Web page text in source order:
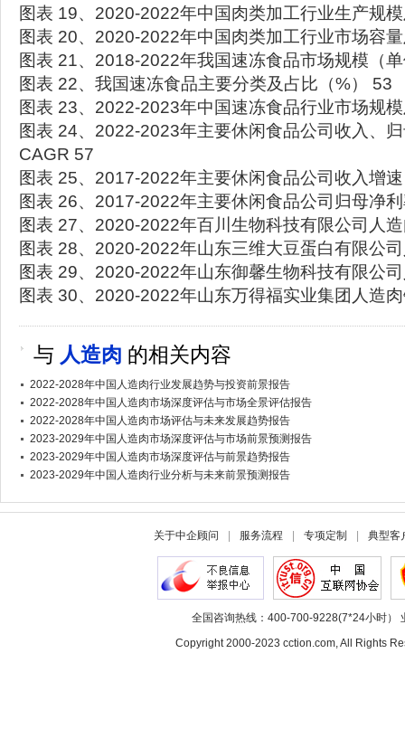
图表 19、2020-2022年中国肉类加工行业生产规
图表 20、2020-2022年中国肉类加工行业市场容
图表 21、2018-2022年我国速冻食品市场规模（
图表 22、我国速冻食品主要分类及占比（%） 53
图表 23、2022-2023年中国速冻食品行业市场规
图表 24、2022-2023年主要休闲食品公司收入、
CAGR 57
图表 25、2017-2022年主要休闲食品公司收入增
图表 26、2017-2022年主要休闲食品公司归母净
图表 27、2020-2022年百川生物科技有限公司人
图表 28、2020-2022年山东三维大豆蛋白有限公
图表 29、2020-2022年山东御馨生物科技有限公
图表 30、2020-2022年山东万得福实业集团人造
与 人造肉 的相关内容
2022-2028年中国人造肉行业发展趋势与投资前景报告
2022-2028年中国人造肉市场深度评估与市场全景评估报告
2022-2028年中国人造肉市场评估与未来发展趋势报告
2023-2029年中国人造肉市场深度评估与市场前景预测报告
2023-2029年中国人造肉市场深度评估与前景趋势报告
2023-2029年中国人造肉行业分析与未来前景预测报告
关于中企顾问 服务流程 专项定制 典型客
全国咨询热线：400-700-9228(7*24小时）
Copyright 2000-2023 cction.com, All Rights